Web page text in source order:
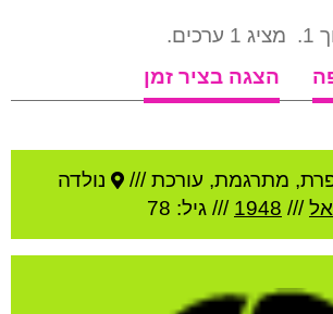
מציג 1 ערכים.
הצגה בציר זמן
מתרגמת, עורכת ///
נולדה
///
1948 /// גיל: 78